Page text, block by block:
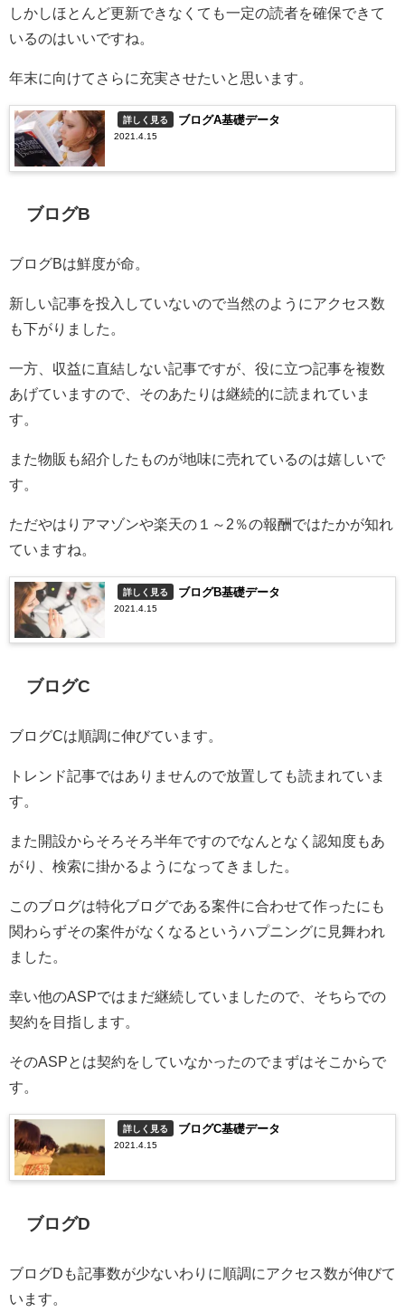
しかしほとんど更新できなくても一定の読者を確保できて
いるのはいいですね。
年末に向けてさらに充実させたいと思います。
詳しく見る ブログA基礎データ
2021.4.15
ブログB
ブログBは鮮度が命。
新しい記事を投入していないので当然のようにアクセス数
も下がりました。
一方、収益に直結しない記事ですが、役に立つ記事を複数
あげていますので、そのあたりは継続的に読まれていま
す。
また物販も紹介したものが地味に売れているのは嬉しいで
す。
ただやはりアマゾンや楽天の１～2％の報酬ではたかが知れ
ていますね。
詳しく見る ブログB基礎データ
2021.4.15
ブログC
ブログCは順調に伸びています。
トレンド記事ではありませんので放置しても読まれていま
す。
また開設からそろそろ半年ですのでなんとなく認知度もあ
がり、検索に掛かるようになってきました。
このブログは特化ブログである案件に合わせて作ったにも
関わらずその案件がなくなるというハプニングに見舞われ
ました。
幸い他のASPではまだ継続していましたので、そちらでの
契約を目指します。
そのASPとは契約をしていなかったのでまずはそこからで
す。
詳しく見る ブログC基礎データ
2021.4.15
ブログD
ブログDも記事数が少ないわりに順調にアクセス数が伸びて
います。